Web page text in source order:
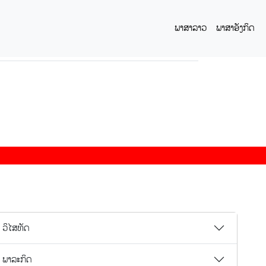
ພາສາລາວ ພາສາອັງກິດ
ວິໄສທັດ
ພາລະກິດ